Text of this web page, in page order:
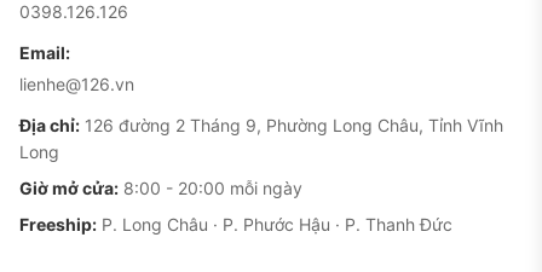
0398.126.126
Email:
lienhe@126.vn
Địa chỉ: 126 đường 2 Tháng 9, Phường Long Châu, Tỉnh Vĩnh
Long
Giờ mở cửa: 8:00 - 20:00 mỗi ngày
Freeship: P. Long Châu · P. Phước Hậu · P. Thanh Đức